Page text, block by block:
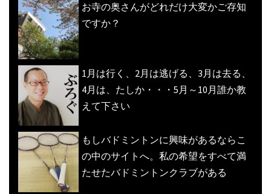
お寺の奥さんがどれだけ大変かご存知
ですか？
1月は行く、2月は逃げる、3月は去る、
4月は、たしか・・・5月～10月誰か教
えて下さい
もしバドミントンに興味があるならこ
の中のサイトへ。私の希望をすべて満
たせたバドミントンクラブがある